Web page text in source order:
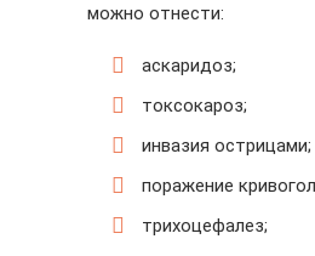
можно отнести:
аскаридоз;
токсокароз;
инвазия острицами;
поражение
трихоцефалез;